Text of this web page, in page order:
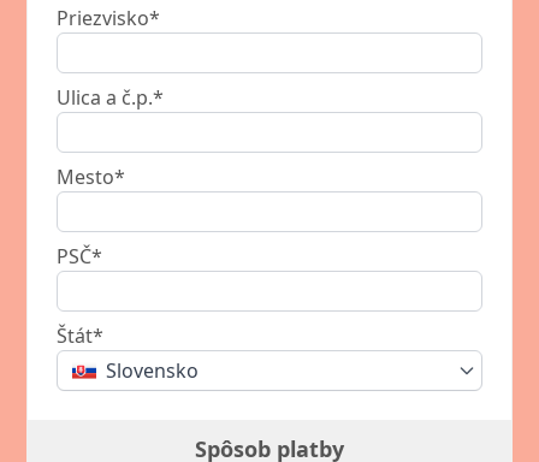
Priezvisko*
Ulica a č.p.*
Mesto*
PSČ*
Štát*
Slovensko
Spôsob platby